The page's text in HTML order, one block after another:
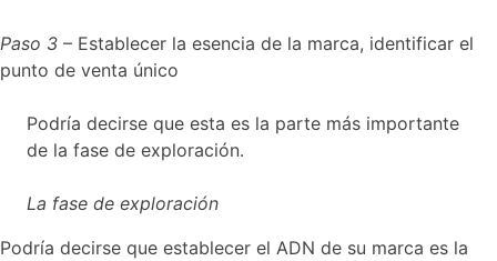
Paso 3 – Establecer la esencia de la marca, identificar el
punto de venta único
Podría decirse que esta es la parte más importante
de la fase de exploración.
La fase de exploración
Podría decirse que establecer el ADN de su marca es la